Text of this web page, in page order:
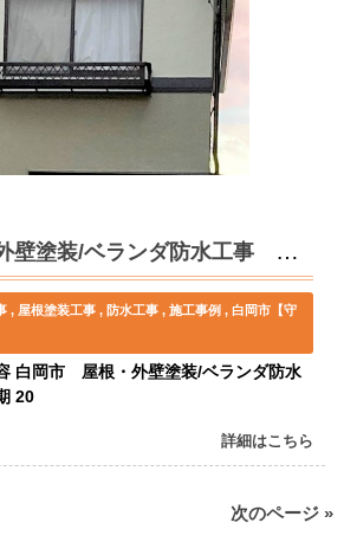
白岡市 屋根・外壁塗装/ベランダ防水工事 O様邸
屋根塗装工事 防水工事 施工事例
白岡市【守
白岡市 屋根・外壁塗装/ベランダ防水
20
詳細はこちら
次のページ »